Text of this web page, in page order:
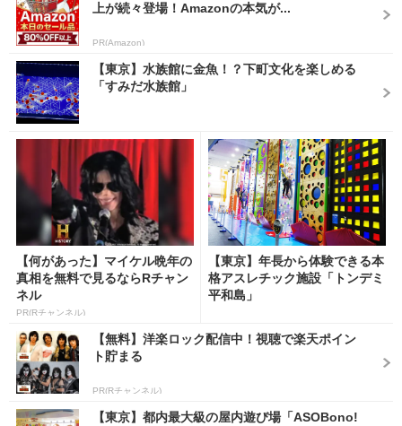
上が続々登場！Amazonの本気が...
PR(Amazon)
【東京】水族館に金魚！？下町文化を楽しめる
「すみだ水族館」
【何があった】マイケル晩年の
真相を無料で見るならRチャン
ネル
PR(Rチャンネル)
【東京】年長から体験できる本
格アスレチック施設「トンデミ
平和島」
【無料】洋楽ロック配信中！視聴で楽天ポイン
ト貯まる
PR(Rチャンネル)
【東京】都内最大級の屋内遊び場「ASOBono!